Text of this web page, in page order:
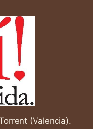
(Valencia).